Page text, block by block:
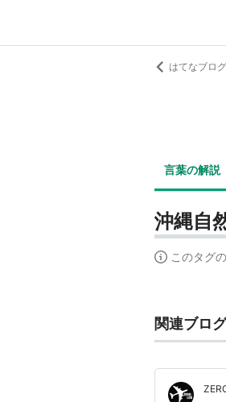
はてなブロ
言葉の解説
沖縄自
このタグ
関連ブログ